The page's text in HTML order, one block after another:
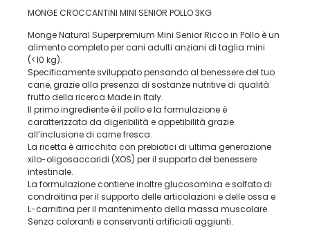
MONGE CROCCANTINI MINI SENIOR POLLO 3KG
Monge Natural Superpremium Mini Senior Ricco in Pollo è un
alimento completo per cani adulti anziani di taglia mini
(<10 kg).
Specificamente sviluppato pensando al benessere del tuo
cane, grazie alla presenza di sostanze nutritive di qualità
frutto della ricerca Made in Italy.
Il primo ingrediente è il pollo e la formulazione è
caratterizzata da digeribilità e appetibilità grazie
all’inclusione di carne fresca.
La ricetta è arricchita con prebiotici di ultima generazione
xilo-oligosaccaridi (XOS) per il supporto del benessere
intestinale.
La formulazione contiene inoltre glucosamina e solfato di
condroitina per il supporto delle articolazioni e delle ossa e
L-carnitina per il mantenimento della massa muscolare.
Senza coloranti e conservanti artificiali aggiunti.